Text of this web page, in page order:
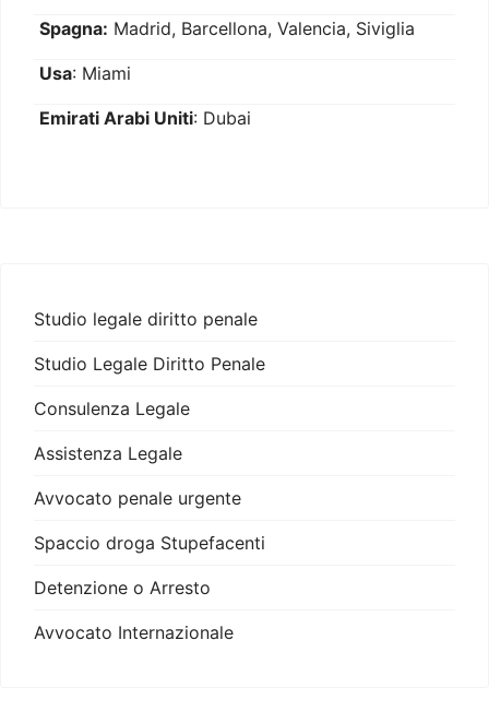
Spagna: Madrid, Barcellona, Valencia, Siviglia
Usa: Miami
Emirati Arabi Uniti: Dubai
Studio legale diritto penale
Studio Legale Diritto Penale
Consulenza Legale
Assistenza Legale
Avvocato penale urgente
Spaccio droga Stupefacenti
Detenzione o Arresto
Avvocato Internazionale